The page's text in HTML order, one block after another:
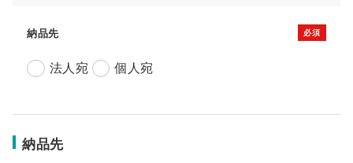
納品先
法人宛 個人宛
納品先